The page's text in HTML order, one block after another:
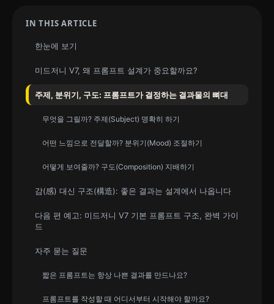
IN THIS ARTICLE
한눈에 보기
미드저니 V7, 왜 프롬프트 설계가 중요할까요?
주제, 분위기, 구도: 프롬프트가 결정하는 결과물의 뼈대
무엇을 그릴까? 주제(Subject) 명확히 하기
어떤 느낌으로 전달할까? 분위기(Mood) 조절하기
어떻게 보여줄까? 구도(Composition) 지배하기
감(感) 대신 구조(構造): 좋은 결과는 설계에서 나옵니다
다음 편 예고: 미드저니 V7 기본 프롬프트 구조, 완벽 가이
드
자주 묻는 질문
짧은 프롬프트는 항상 나쁜 결과를 만드나요?
프롬프트를 작성할 때 어디서부터 시작해야 할까요?